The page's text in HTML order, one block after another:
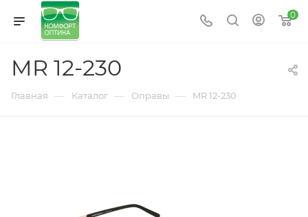
0
MR 12-230
Главная — Каталог — Оправы — MR 12-230